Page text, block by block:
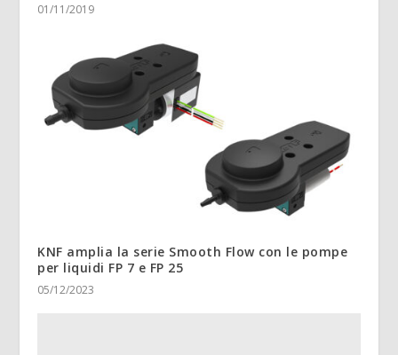
01/11/2019
KNF amplia la serie Smooth Flow con le pompe
per liquidi FP 7 e FP 25
05/12/2023